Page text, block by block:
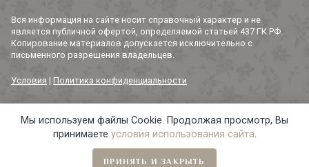
Вся информация на сайте носит справочный характер и не
является публичной офертой, определяемой статьей 437 ГК РФ.
Копирование материалов допускается исключительно с
письменного разрешения владельцев.
Условия | Политика конфиденциальности
© 2014-2026 «3 СОРОКИ». Все права защищены.
Мы используем файлы Cookie. Продолжая просмотр, Вы
принимаете условия использования сайта.
ПРИНЯТЬ И ЗАКРЫТЬ